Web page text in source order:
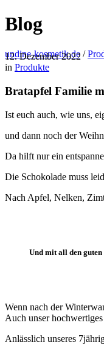
Blog
undine-kosmetik.de /
12. Dezember 2022
in Produkte
Bratapfel Familie
Ist euch auch, wie uns,
und dann noch der
Da hilft nur ein
Die Schokolade muss
Nach Apfel, Nelken,
Und mit all den
Wenn nach der
Auch unser hochwertiges
Anlässlich unseres